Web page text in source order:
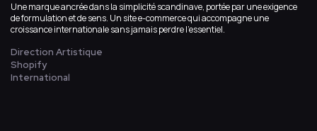
Une marque ancrée dans la simplicité scandinave, portée par une exigence
de formulation et de sens. Un site e-commerce qui accompagne une
croissance internationale sans jamais perdre l’essentiel.
Direction Artistique
Shopify
International